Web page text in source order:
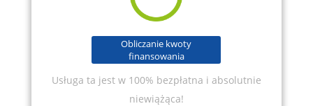
Obliczanie kwoty
finansowania
Usługa ta jest w 100% bezpłatna i absolutnie
niewiążąca!